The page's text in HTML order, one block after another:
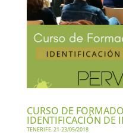
CURSO DE
IDENTIFICACIÓN DE
TENERIFE. 21-23/05/2018